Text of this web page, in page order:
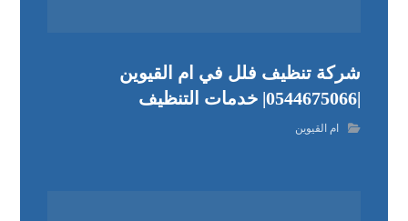
شركة تنظيف فلل في ام القيوين
|0544675066| خدمات التنظيف
ام القيوين